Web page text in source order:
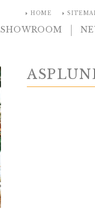
arrow_right HOME arrow_right
SHOWROOM |